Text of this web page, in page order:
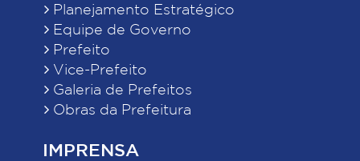
Planejamento Estratégico
Equipe de Governo
Prefeito
Vice-Prefeito
Galeria de Prefeitos
Obras da Prefeitura
IMPRENSA